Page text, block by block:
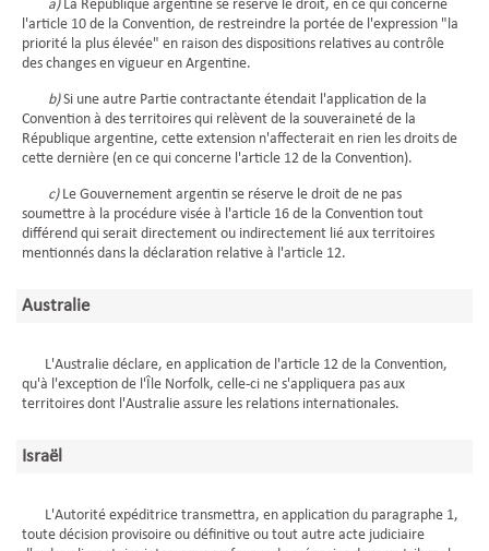
a) La République argentine se réserve le droit, en ce qui concerne
l'article 10 de la Convention, de restreindre la portée de l'expression "la
priorité la plus élevée" en raison des dispositions relatives au contrôle
des changes en vigueur en Argentine.
b)Si une autre Partie contractante étendait l'application de la
Convention à des territoires qui relèvent de la souveraineté de la
République argentine, cette extension n'affecterait en rien les droits de
cette dernière (en ce qui concerne l'article 12 de la Convention).
c) Le Gouvernement argentin se réserve le droit de ne pas
soumettre à la procédure visée à l'article 16 de la Convention tout
différend qui serait directement ou indirectement lié aux territoires
mentionnés dans la déclaration relative à l'article 12.
Australie
L'Australie déclare, en application de l'article 12 de la Convention,
qu'à l'exception de l'Île Norfolk, celle-ci ne s'appliquera pas aux
territoires dont l'Australie assure les relations internationales.
Israël
L'Autorité expéditrice transmettra, en application du paragraphe 1,
toute décision provisoire ou définitive ou tout autre acte judiciaire